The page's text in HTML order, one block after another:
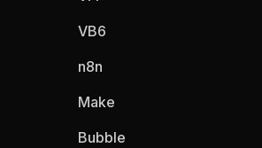
VB6
n8n
Make
Bubble